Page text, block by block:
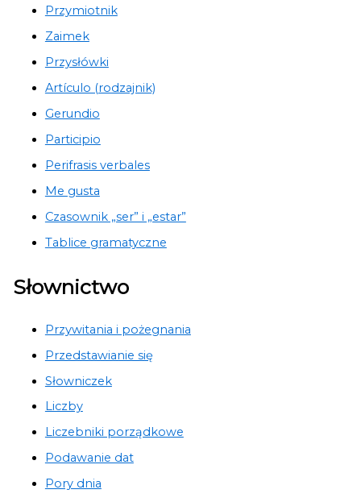
Przymiotnik
Zaimek
Przysłówki
Artículo (rodzajnik)
Gerundio
Participio
Perifrasis verbales
Me gusta
Czasownik „ser” i „estar”
Tablice gramatyczne
Słownictwo
Przywitania i pożegnania
Przedstawianie się
Słowniczek
Liczby
Liczebniki porządkowe
Podawanie dat
Pory dnia